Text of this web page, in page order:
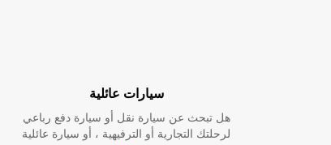
سيارات عائلية
هل تبحث عن سيارة نقل أو سيارة دفع رباعي
لرحلتك التجارية أو الترفيهية ، أو سيارة عائلية